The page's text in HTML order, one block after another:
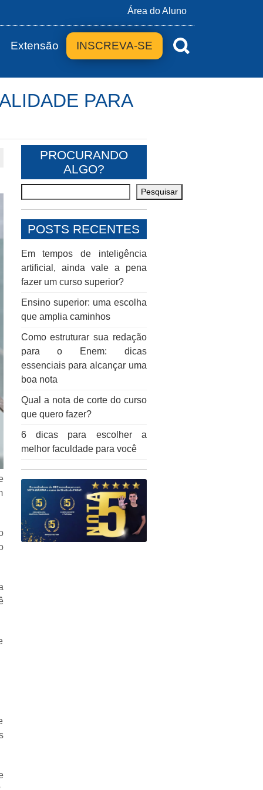
Área do Aluno
Extensão INSCREVA-SE
PARA
PROCURANDO
ALGO?
Pesquisar
POSTS RECENTES
Em tempos de inteligência
artificial, ainda vale a pena
fazer um curso superior?
Ensino superior: uma escolha
que amplia caminhos
Como estruturar sua redação
para o Enem: dicas
essenciais para alcançar uma
boa nota
Qual a nota de corte do curso
que quero fazer?
6 dicas para escolher a
melhor faculdade para você